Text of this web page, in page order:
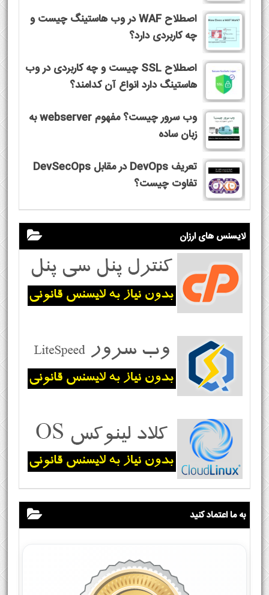
اصطلاح WAF در وب هاستینگ چیست و
چه کاربردی دارد؟
اصطلاح SSL چیست و چه کاربردی در وب
هاستینگ دارد انواع آن کدامند؟
وب سرور چیست؟ مفهوم webserver به
زبان ساده
تعریف DevOps در مقابل DevSecOps
تفاوت چیست؟
لایسنس های ارزان
به ما اعتماد کنید